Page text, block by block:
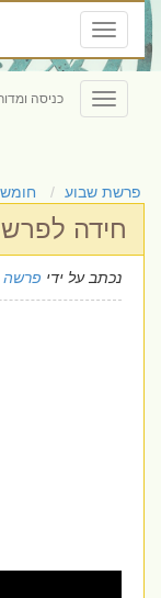
Toggle
navigation
Toggle
navigation
כניסה ומדורים
פרשת שבוע חומש
חידה
נכתב על ידיפרשה| 22/10/2020